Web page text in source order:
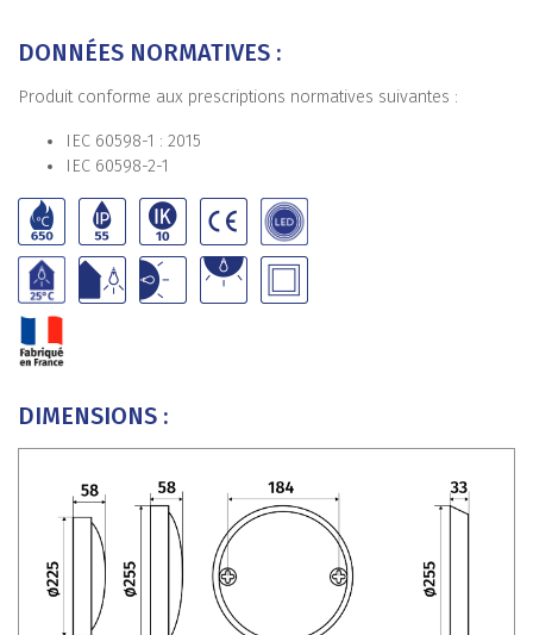
DONNÉES NORMATIVES :
Produit conforme aux prescriptions normatives suivantes :
IEC 60598-1 : 2015
IEC 60598-2-1
DIMENSIONS :